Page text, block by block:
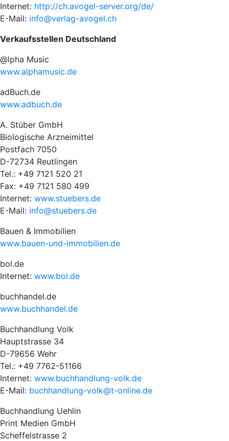
Internet: http://ch.avogel-server.org/de/
E-Mail: info@verlag-avogel.ch
Verkaufsstellen Deutschland
@lpha Music
www.alphamusic.de
adBuch.de
www.adbuch.de
A. Stüber GmbH
Biologische Arzneimittel
Postfach 7050
D-72734 Reutlingen
Tel.: +49 7121 520 21
Fax: +49 7121 580 499
Internet: www.stuebers.de
E-Mail: info@stuebers.de
Bauen & Immobilien
www.bauen-und-immobilien.de
bol.de
Internet: www.bol.de
buchhandel.de
www.buchhandel.de
Buchhandlung Volk
Hauptstrasse 34
D-79656 Wehr
Tel.: +49 7762-51166
Internet: www.buchhandlung-volk.de
E-Mail: buchhandlung-volk@t-online.de
Buchhandlung Uehlin
Print Medien GmbH
Scheffelstrasse 2